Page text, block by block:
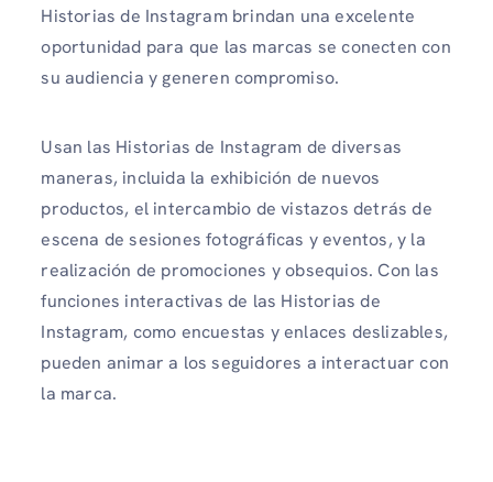
Historias de Instagram brindan una excelente
oportunidad para que las marcas se conecten con
su audiencia y generen compromiso.
Usan las Historias de Instagram de diversas
maneras, incluida la exhibición de nuevos
productos, el intercambio de vistazos detrás de
escena de sesiones fotográficas y eventos, y la
realización de promociones y obsequios. Con las
funciones interactivas de las Historias de
Instagram, como encuestas y enlaces deslizables,
pueden animar a los seguidores a interactuar con
la marca.